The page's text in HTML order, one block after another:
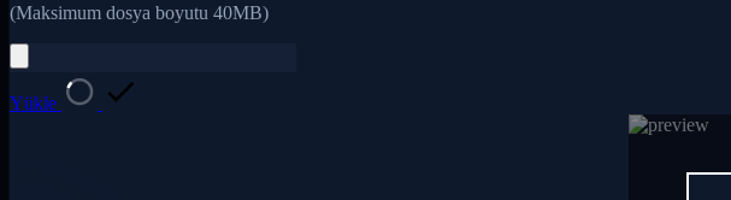
(Maksimum dosya boyutu 40MB)
Yükle